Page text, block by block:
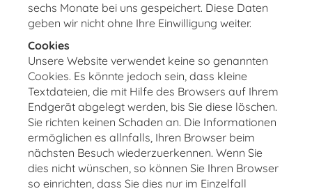
sechs Monate bei uns gespeichert. Diese Daten
geben wir nicht ohne Ihre Einwilligung weiter.
Cookies
Unsere Website verwendet keine so genannten
Cookies. Es könnte jedoch sein, dass kleine
Textdateien, die mit Hilfe des Browsers auf Ihrem
Endgerät abgelegt werden, bis Sie diese löschen.
Sie richten keinen Schaden an. Die Informationen
ermöglichen es allnfalls, Ihren Browser beim
nächsten Besuch wiederzuerkennen. Wenn Sie
dies nicht wünschen, so können Sie Ihren Browser
so einrichten, dass Sie dies nur im Einzelfall